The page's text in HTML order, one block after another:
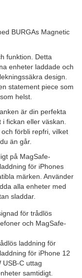
BURGAs Magnetic
funktion. Detta
enheter laddade och
design.
statement piece som
helst.
är din perfekta
fickan eller väskan.
förbli repfri, vilket
än går.
på MagSafe-
för iPhones
märken. Använder
alla enheter med
sladdar.
för trådlös
och MagSafe-
laddning för
för iPhone 12
USB-C uttag
samtidigt.